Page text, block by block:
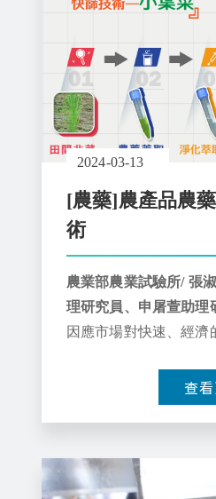
2024-03-13
[農藥]農產品農
術
農業部農業試驗所/ 張
理研究員、申屠萱助理
因應市場對快速、經濟
術、農藥生化法、農藥
智慧微型多光譜農藥快
查